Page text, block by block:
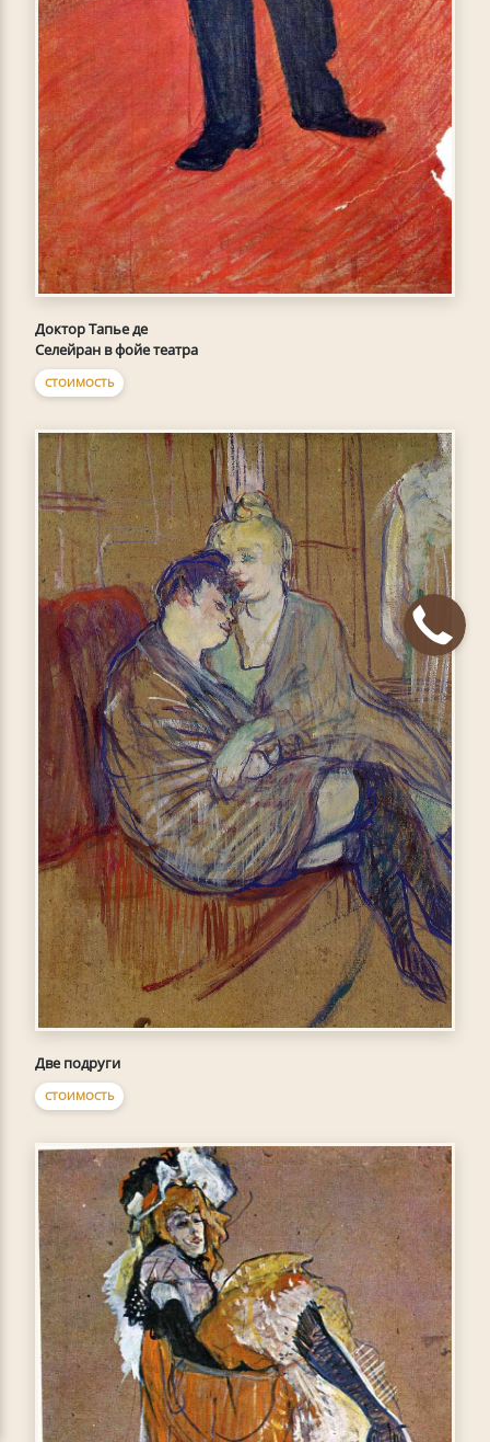
Доктор Тапье де
Селейран в фойе театра
СТОИМОСТЬ
Две подруги
СТОИМОСТЬ